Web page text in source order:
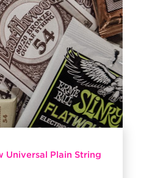
Universal Plain String